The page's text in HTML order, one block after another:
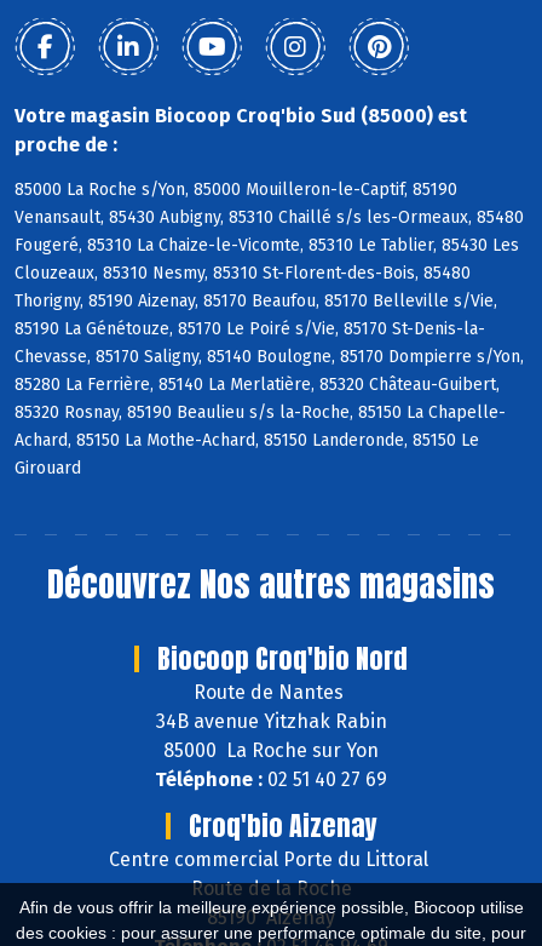
Afin de vous offrir la meilleure expérience possible, Biocoop utilise
des cookies : pour assurer une performance optimale du site, pour
Votre magasin Biocoop Croq'bio Sud (85000) est
proche de :
85000 La Roche s/Yon, 85000 Mouilleron-le-Captif, 85190
Venansault, 85430 Aubigny, 85310 Chaillé s/s les-Ormeaux, 85480
Fougeré, 85310 La Chaize-le-Vicomte, 85310 Le Tablier, 85430 Les
Clouzeaux, 85310 Nesmy, 85310 St-Florent-des-Bois, 85480
Thorigny, 85190 Aizenay, 85170 Beaufou, 85170 Belleville s/Vie,
85190 La Génétouze, 85170 Le Poiré s/Vie, 85170 St-Denis-la-
Chevasse, 85170 Saligny, 85140 Boulogne, 85170 Dompierre s/Yon,
85280 La Ferrière, 85140 La Merlatière, 85320 Château-Guibert,
85320 Rosnay, 85190 Beaulieu s/s la-Roche, 85150 La Chapelle-
Achard, 85150 La Mothe-Achard, 85150 Landeronde, 85150 Le
Girouard
Découvrez Nos autres magasins
Biocoop Croq'bio Nord
Route de Nantes
34B avenue Yitzhak Rabin
85000 La Roche sur Yon
Téléphone : 02 51 40 27 69
Croq'bio Aizenay
Centre commercial Porte du Littoral
Route de la Roche
85190 Aizenay